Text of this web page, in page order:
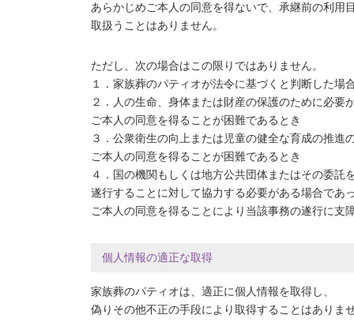
あらかじめご本人の同意を得ないで、承継前の利用
取扱うことはありません。
ただし、次の場合はこの限りではありません。
１．家族葬のパティオが法令に基づくと判断した場
２．人の生命、身体または財産の保護のために必要
ご本人の同意を得ることが困難であるとき
３．公衆衛生の向上または児童の健全な育成の推進
ご本人の同意を得ることが困難であるとき
４．国の機関もしくは地方公共団体またはその委託
遂行することに対して協力する必要がある場合であ
ご本人の同意を得ることにより当該事務の遂行に支
個人情報の適正な取得
家族葬のパティオは、適正に個人情報を取得し、
偽りその他不正の手段により取得することはありま